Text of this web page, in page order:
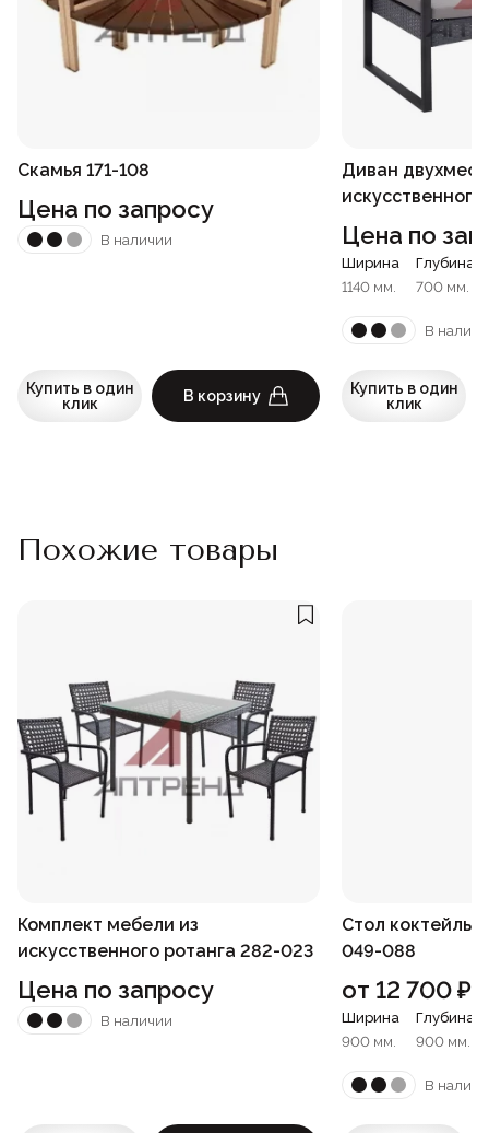
Скамья 171-108
Цена по запросу
В наличии
Купить в один
клик
В корзину
Диван
Цена по
Ширина
1140 мм.
Глубина
700 мм.
В
Купить в один
клик
Похожие товары
Комплект мебели из
искусственного ротанга 282-023
Цена по запросу
В наличии
Стол
049-088
от 12 700₽
Ширина
900 мм.
Глубина
900 мм.
В